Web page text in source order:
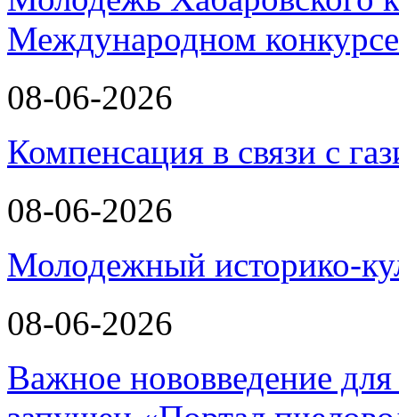
Международном
08-06-2026
Компенсация в связи с
08-06-2026
Молодежный историко-
08-06-2026
Важное нововведение